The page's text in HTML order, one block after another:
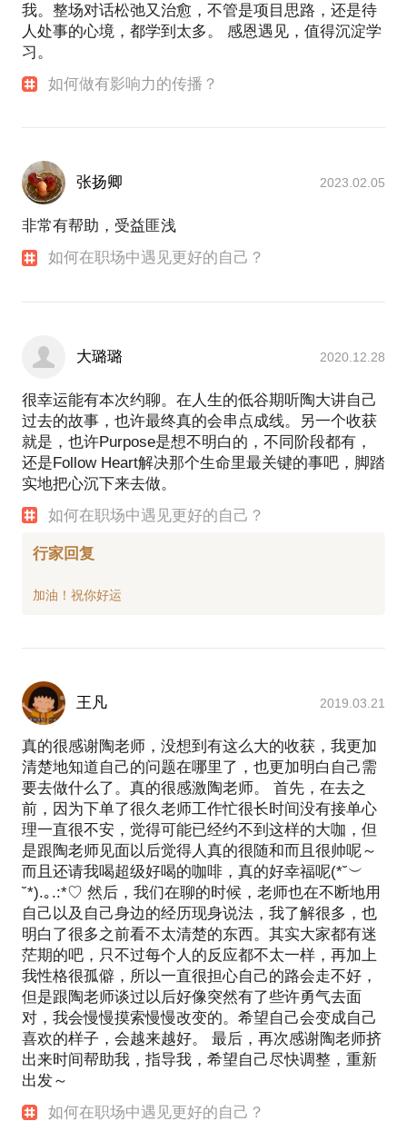
我。整场对话松弛又治愈，不管是项目思路，还是待
人处事的心境，都学到太多。 感恩遇见，值得沉淀学
习。
如何做有影响力的传播？
张扬卿 2023.02.05
非常有帮助，受益匪浅
如何在职场中遇见更好的自己？
大璐璐 2020.12.28
很幸运能有本次约聊。在人生的低谷期听陶大讲自己
过去的故事，也许最终真的会串点成线。另一个收获
就是，也许Purpose是想不明白的，不同阶段都有，
还是Follow Heart解决那个生命里最关键的事吧，脚踏
实地把心沉下来去做。
如何在职场中遇见更好的自己？
行家回复
王凡 2019.03.21
真的很感谢陶老师，没想到有这么大的收获，我更加
清楚地知道自己的问题在哪里了，也更加明白自己需
要去做什么了。真的很感激陶老师。 首先，在去之
前，因为下单了很久老师工作忙很长时间没有接单心
理一直很不安，觉得可能已经约不到这样的大咖，但
是跟陶老师见面以后觉得人真的很随和而且很帅呢～
而且还请我喝超级好喝的咖啡，真的好幸福呢(*˘︶
˘*).｡.:*♡ 然后，我们在聊的时候，老师也在不断地用
自己以及自己身边的经历现身说法，我了解很多，也
明白了很多之前看不太清楚的东西。其实大家都有迷
茫期的吧，只不过每个人的反应都不太一样，再加上
我性格很孤僻，所以一直很担心自己的路会走不好，
但是跟陶老师谈过以后好像突然有了些许勇气去面
对，我会慢慢摸索慢慢改变的。希望自己会变成自己
喜欢的样子，会越来越好。 最后，再次感谢陶老师挤
出来时间帮助我，指导我，希望自己尽快调整，重新
出发～
如何在职场中遇见更好的自己？